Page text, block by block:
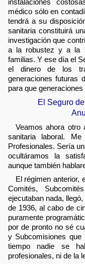
médico sólo en
tendrá a su
sanitaria constituirá
investigación que
a la robustez y a la
familias. Y ese día el
el dinero de los
generaciones futuras
para que
El Seguro
Veamos ahora otro
sanitaria laboral.
Profesionales. Sería
ocultáramos la
aunque también
El régimen anterior,
Comités,
ejecutaban nada,
de 1936, al cabo de
puramente
por de pronto no sé
y Subcomisiones
tiempo nadie se
profesionales, ni de la